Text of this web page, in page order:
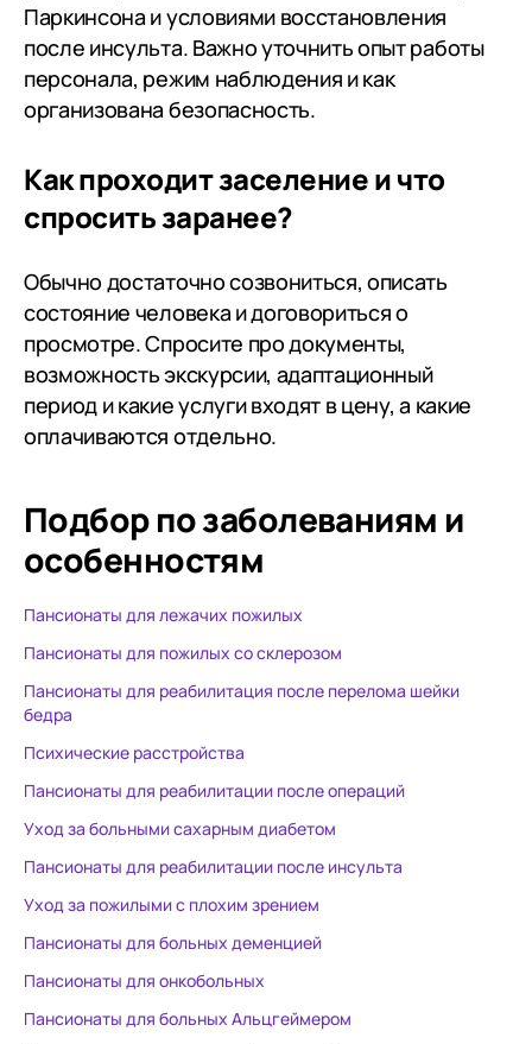
Паркинсона и условиями восстановления
после инсульта. Важно уточнить опыт работы
персонала, режим наблюдения и как
организована безопасность.
Как проходит заселение и что
спросить заранее?
Обычно достаточно созвониться, описать
состояние человека и договориться о
просмотре. Спросите про документы,
возможность экскурсии, адаптационный
период и какие услуги входят в цену, а какие
оплачиваются отдельно.
Подбор по заболеваниям и
особенностям
Пансионаты для лежачих пожилых
Пансионаты для пожилых со склерозом
Пансионаты для реабилитация после перелома шейки
бедра
Психические расстройства
Пансионаты для реабилитации после операций
Уход за больными сахарным диабетом
Пансионаты для реабилитации после инсульта
Уход за пожилыми с плохим зрением
Пансионаты для больных деменцией
Пансионаты для онкобольных
Пансионаты для больных Альцгеймером